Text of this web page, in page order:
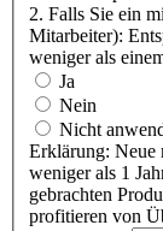
2. Falls Sie ein
Mitarbeiter):
weniger als
Ja
Nein
Nicht
Erklärung: Neue
weniger als 1
gebrachten
profitieren von